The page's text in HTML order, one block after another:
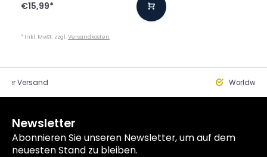
€15,99*
* Inkl. MwSt. zzgl.Versandkosten
Versand
Newsletter
Abonnieren Sie unseren Newsletter, um auf dem
neuesten Stand zu bleiben.